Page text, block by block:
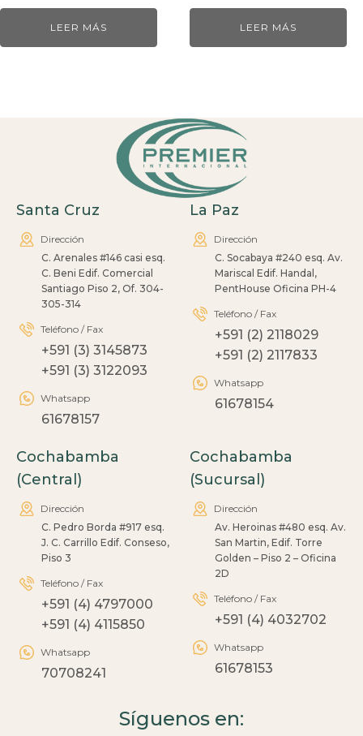
LEER MÁS LEER MÁS
Santa Cruz
Dirección
C. Arenales #146 casi esq.
C. Beni Edif. Comercial
Santiago Piso 2, Of. 304-
305-314
Teléfono / Fax
+591 (3) 3145873
+591 (3) 3122093
Whatsapp
61678157
La Paz
Dirección
C. Socabaya #240 esq. Av.
Mariscal Edif. Handal,
PentHouse Oficina PH-4
Teléfono / Fax
+591 (2) 2118029
+591 (2) 2117833
Whatsapp
61678154
Cochabamba
(Central)
Dirección
C. Pedro Borda #917 esq.
J. C. Carrillo Edif. Conseso,
Piso 3
Teléfono / Fax
+591 (4) 4797000
+591 (4) 4115850
Whatsapp
70708241
Cochabamba
(Sucursal)
Dirección
Av. Heroinas #480 esq. Av.
San Martin, Edif. Torre
Golden – Piso 2 – Oficina
2D
Teléfono / Fax
+591 (4) 4032702
Whatsapp
61678153
Síguenos en: